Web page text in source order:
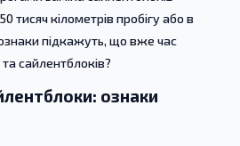
тисяч кілометрів пробігу або в
підкажуть, що вже час
сайлентблоків?
ознаки